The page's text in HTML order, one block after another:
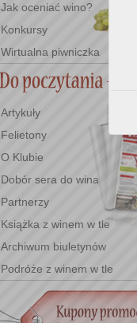
Jak oceniać wino?
Konkursy
Wirtualna piwniczka
Artykuły
Felietony
O Klubie
Dobór sera do wina
Partnerzy
Książka z winem w tle
Archiwum biuletynów
Podróże z winem w tle